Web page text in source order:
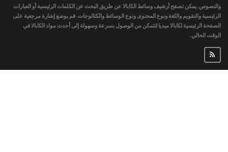
والنصوص. يمكن تصفح أرشيف وسائط الكابالا عن طريق البحث عن الكلمات الرئيسية أو العبارات
الرئيسية والتقويم واللغة ونوع المحتوى ونوع الوسائط والكتالوجات. قم بوضع إشارة مرجعية على
الصفحة الرئيسية لكابالا ميديا لتتمكن من الوصول بسرعة وسهولة إلى أحدث مواد الكابالا في
الوقت الحالي.